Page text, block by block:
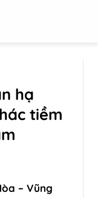
hạ
tiềm
– Vũng